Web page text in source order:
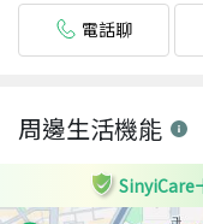
電話聊
周邊生活機能
SinyiCare